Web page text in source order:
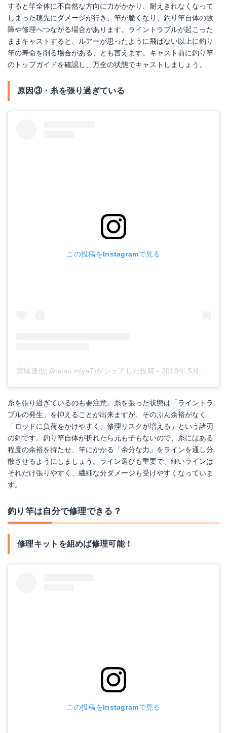
すると竿全体に不自然な方向に力がかかり、耐えきれなくなって
しまった穂先にダメージが行き、竿が脆くなり、釣り竿自体の故
障や修理へつながる場合があります。ライントラブルが起こった
ままキャストすると、ルアーが思ったように飛ばない以上に釣り
竿の寿命を削る場合がある、とも言えます。キャスト前に釣り竿
のトップガイドを確認し、万全の状態でキャストしましょう。
原因③・糸を張り過ぎている
この投稿をInstagramで見る
宮城達也(@tatsu.miya7)がシェアした投稿 - 2019年 5月月26日午前4時50分PDT
糸を張り過ぎているのも要注意。糸を張った状態は「ライントラ
ブルの発生」を抑えることが出来ますが、そのぶん余裕がなく
「ロッドに負荷をかけやすく、修理リスクが増える」という諸刃
の剣です。釣り竿自体が折れたら元も子もないので、糸にはある
程度の余裕を持たせ、竿にかかる「余分な力」をラインを通し分
散させるようにしましょう。ライン選びも重要で、細いラインは
それだけ張りやすく、繊細な分ダメージも受けやすくなっていま
す。
釣り竿は自分で修理できる？
修理キットを組めば修理可能！
この投稿をInstagramで見る